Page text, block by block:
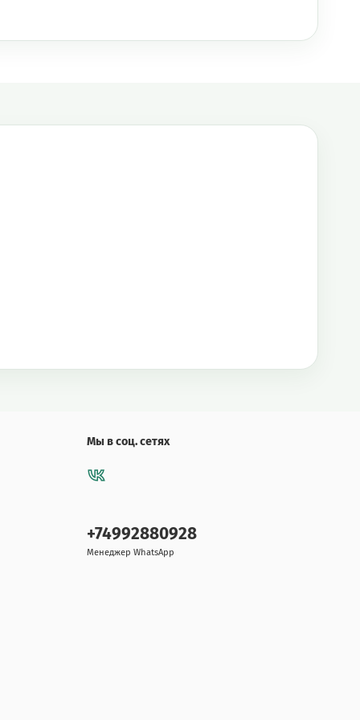
Мы в соц. сетях
+74992880928
Менеджер WhatsApp